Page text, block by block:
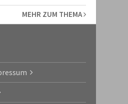
MEHR ZUM THEMA